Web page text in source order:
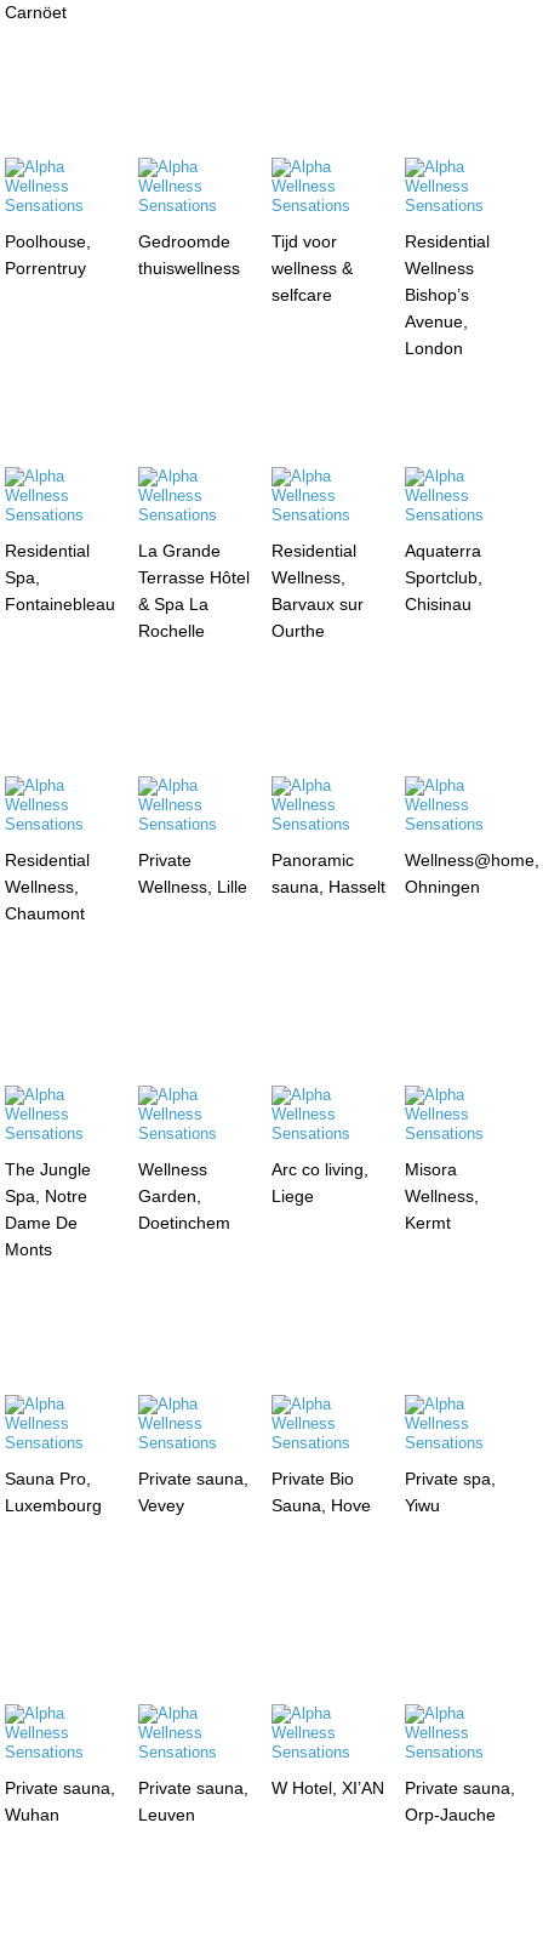
Carnöet
Poolhouse,
Porrentruy
Gedroomde
thuiswellness
Tijd voor
wellness &
selfcare
Residential
Wellness
Bishop’s
Avenue,
London
Residential
Spa,
Fontainebleau
La Grande
Terrasse Hôtel
& Spa La
Rochelle
Residential
Wellness,
Barvaux sur
Ourthe
Aquaterra
Sportclub,
Chisinau
Residential
Wellness,
Chaumont
Private
Wellness, Lille
Panoramic
sauna, Hasselt
Wellness@home,
Ohningen
The Jungle
Spa, Notre
Dame De
Monts
Wellness
Garden,
Doetinchem
Arc co living,
Liege
Misora
Wellness,
Kermt
Sauna Pro,
Luxembourg
Private sauna,
Vevey
Private Bio
Sauna, Hove
Private spa,
Yiwu
Private sauna,
Wuhan
Private sauna,
Leuven
W Hotel, XI’AN
Private sauna,
Orp-Jauche